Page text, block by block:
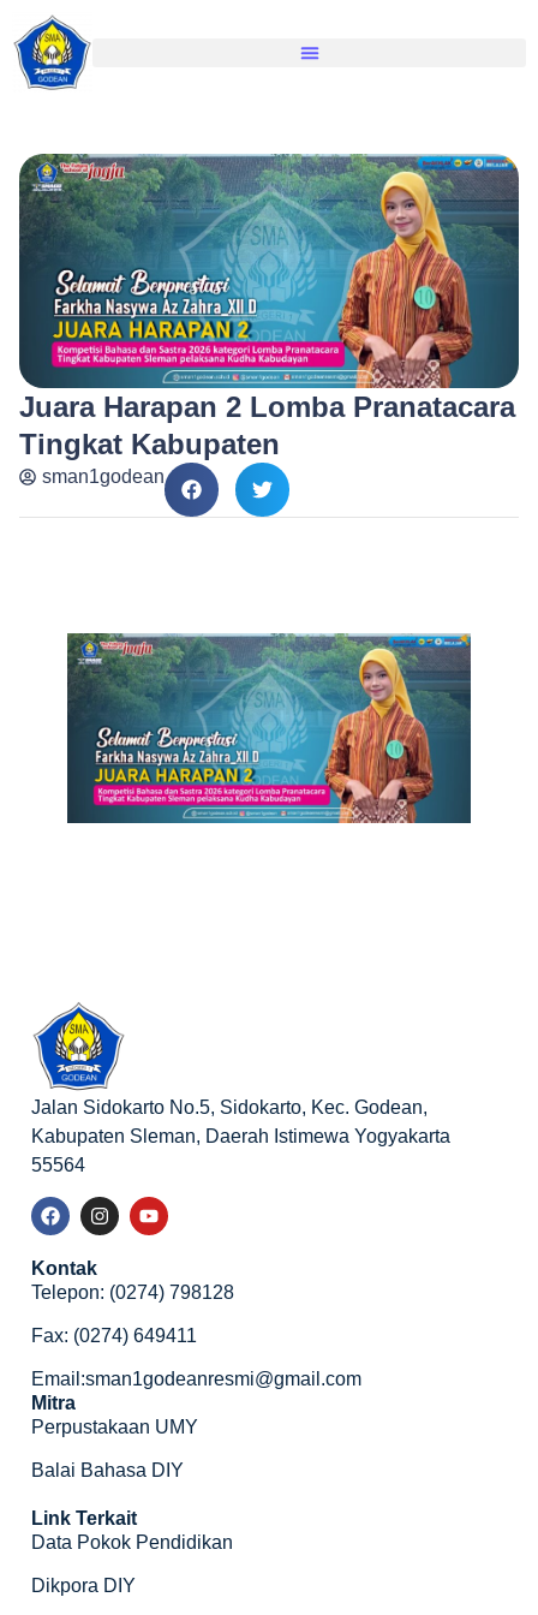
Juara Harapan 2 Lomba Pranatacara
Tingkat Kabupaten
sman1godean
Jalan Sidokarto No.5, Sidokarto, Kec. Godean,
Kabupaten Sleman, Daerah Istimewa Yogyakarta
55564
Kontak
Telepon: (0274) 798128
Fax: (0274) 649411
Email:sman1godeanresmi@gmail.com
Mitra
Perpustakaan UMY
Balai Bahasa DIY
Link Terkait
Data Pokok Pendidikan
Dikpora DIY